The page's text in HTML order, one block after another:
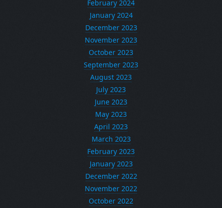
February 2024
January 2024
December 2023
November 2023
October 2023
September 2023
August 2023
July 2023
June 2023
May 2023
April 2023
March 2023
February 2023
January 2023
December 2022
November 2022
October 2022